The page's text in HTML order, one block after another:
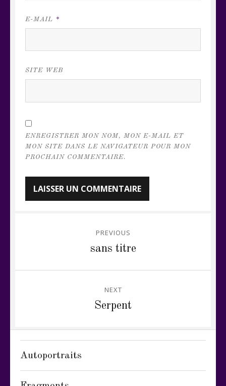
E-MAIL *
SITE WEB
ENREGISTRER MON NOM, MON E-MAIL ET
MON SITE DANS LE NAVIGATEUR POUR MON
PROCHAIN COMMENTAIRE.
PREVIOUS
sans titre
NEXT
Serpent
Autoportraits